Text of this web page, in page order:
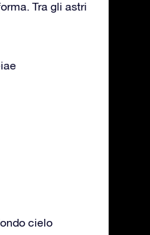
Tra gli astri
cielo